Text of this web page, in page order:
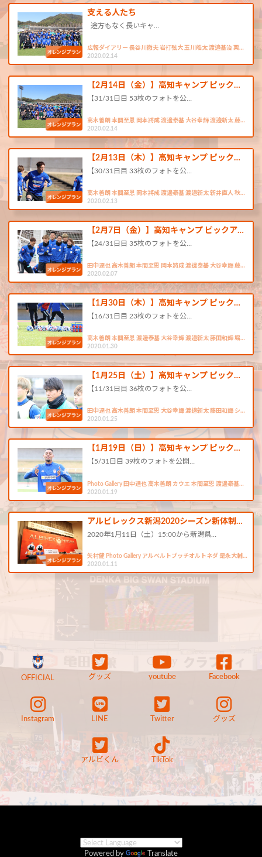
支える人たち
途方もなく長いキャ…
広報ダイアリー 長谷川徹夫 岩打弦大 玉川皓太 渡邉基治 栗…
2020.02.14
【2月14日（金）】高知キャンプ ピック…
【31/31日目 53枚のフォトを公…
高木善朗 本間至恩 岡本將成 渡邊泰基 大谷幸輝 渡邉新太 藤…
2020.02.14
【2月13日（木）】高知キャンプ ピック…
【30/31日目 33枚のフォトを公…
高木善朗 本間至恩 岡本將成 渡邊泰基 渡邉新太 新井直人 秋…
2020.02.13
【2月7日（金）】高知キャンプ ピックア…
【24/31日目 35枚のフォトを公…
田中達也 高木善朗 本間至恩 岡本將成 渡邊泰基 大谷幸輝 藤…
2020.02.07
【1月30日（木）】高知キャンプ ピック…
【16/31日目 23枚のフォトを公…
高木善朗 本間至恩 渡邊泰基 大谷幸輝 渡邉新太 藤田和輝 堀…
2020.01.30
【1月25日（土）】高知キャンプ ピック…
【11/31日目 36枚のフォトを公…
田中達也 高木善朗 本間至恩 大谷幸輝 渡邉新太 藤田和輝 シ…
2020.01.25
【1月19日（日）】高知キャンプ ピック…
【5/31日目 39枚のフォトを公開…
Photo Gallery 田中達也 高木善朗 カウエ 本間至恩 渡邊泰基…
2020.01.19
アルビレックス新潟2020シーズン新体制…
2020年1月11日（土）15:00から新潟県…
矢村健 Photo Gallery アルベルトプッチオルトネダ 是永大輔…
2020.01.11
OFFICIAL グッズ youtube Facebook
Instagram LINE Twitter グッズ
アルビくん TikTok
Powered by Translate